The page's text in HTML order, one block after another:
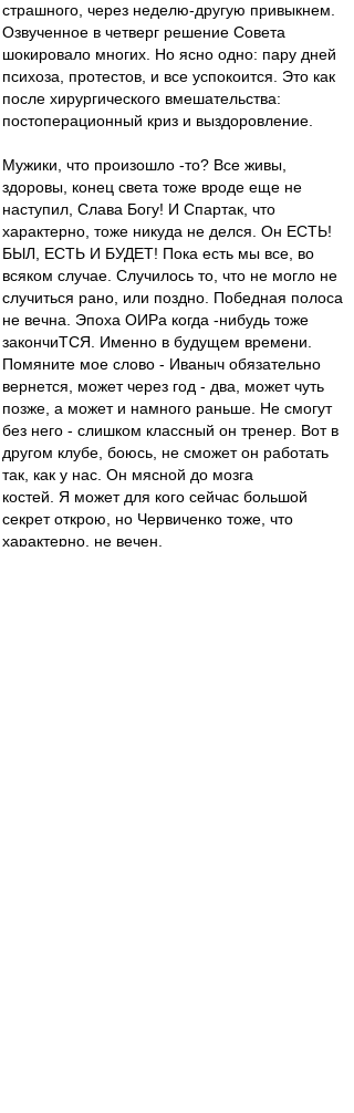
страшного, через неделю-другую привыкнем.
Озвученное в четверг решение Совета
шокировало многих. Но ясно одно: пару дней
психоза, протестов, и все успокоится. Это как
после хирургического вмешательства:
постоперационный криз и выздоровление.
Мужики, что произошло -то? Все живы,
здоровы, конец света тоже вроде еще не
наступил, Слава Богу! И Спартак, что
характерно, тоже никуда не делся. Он ЕСТЬ!
БЫЛ, ЕСТЬ И БУДЕТ! Пока есть мы все, во
всяком случае. Случилось то, что не могло не
случиться рано, или поздно. Победная полоса
не вечна. Эпоха ОИРа когда -нибудь тоже
закончиТСЯ. Именно в будущем времени.
Помяните мое слово - Иваныч обязательно
вернется, может через год - два, может чуть
позже, а может и намного раньше. Не смогут
без него - слишком классный он тренер. Вот в
другом клубе, боюсь, не сможет он работать
так, как у нас. Он мясной до мозга
костей. Я может для кого сейчас большой
секрет открою, но Червиченко тоже, что
характерно, не вечен.